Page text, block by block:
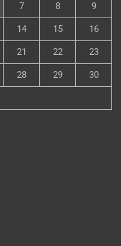
7 8 9
14 15 16
21 22 23
28 29 30